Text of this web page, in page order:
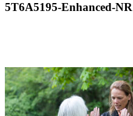
5T6A5195-Enhanced-NR